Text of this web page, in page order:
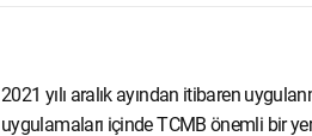
2021 yılı aralık ayından itibaren
uygulamaları içinde TCMB önemli bir